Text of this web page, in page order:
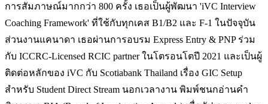
การสัมภาษณ์มากกว่า 800 ครั้ง เธอเป็นผู้พัฒนา 'iVC Interview
Coaching Framework' ที่ใช้กับทุกเคส B1/B2 และ F-1 ในปัจจุบัน
ส่วนงานแคนาดา เธอผ่านการอบรม Express Entry & PNP ร่วม
กับ ICCRC-Licensed RCIC partner ในโตรอนโตปี 2021 และเป็นผู้
ติดต่อหลักของ iVC กับ Scotiabank Thailand เรื่อง GIC Setup
สำหรับ Student Direct Stream นอกเวลางาน พิมพ์ชนกอ่านคำ